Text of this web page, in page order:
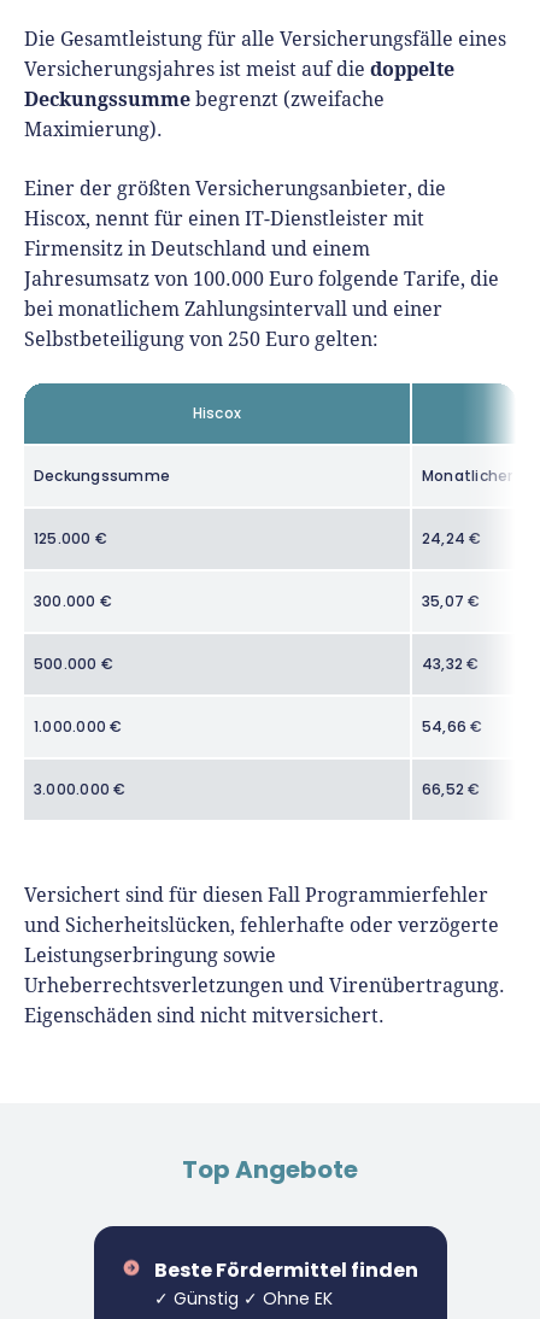
Die Gesamtleistung für alle Versicherungsfälle eines
Versicherungsjahres ist meist auf die doppelte
Deckungssumme begrenzt (zweifache
Maximierung).
Einer der größten Versicherungsanbieter, die
Hiscox, nennt für einen IT-Dienstleister mit
Firmensitz in Deutschland und einem
Jahresumsatz von 100.000 Euro folgende Tarife, die
bei monatlichem Zahlungsintervall und einer
Selbstbeteiligung von 250 Euro gelten:
Hiscox
Deckungssumme Monatlicher
125.000 € 24,24 €
300.000 € 35,07 €
500.000 € 43,32 €
1.000.000 € 54,66 €
3.000.000 € 66,52 €
Versichert sind für diesen Fall Programmierfehler
und Sicherheitslücken, fehlerhafte oder verzögerte
Leistungserbringung sowie
Urheberrechtsverletzungen und Virenübertragung.
Eigenschäden sind nicht mitversichert.
Top Angebote
Beste Fördermittel finden
✓ Günstig ✓ Ohne EK